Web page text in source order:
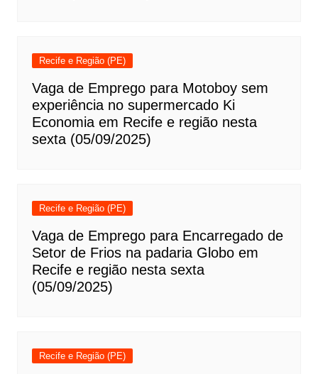
Recife e Região (PE)
Vaga de Emprego para Motoboy sem
experiência no supermercado Ki
Economia em Recife e região nesta
sexta (05/09/2025)
Recife e Região (PE)
Vaga de Emprego para Encarregado de
Setor de Frios na padaria Globo em
Recife e região nesta sexta
(05/09/2025)
Recife e Região (PE)